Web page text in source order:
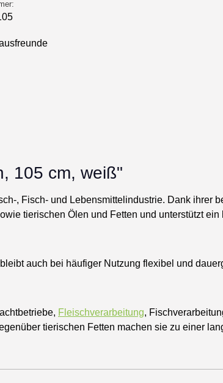
105 cm, weiß"
, Fisch- und Lebensmittelindustrie. Dank ihrer
tierischen Ölen und Fetten und unterstützt
auch bei häufiger Nutzung flexibel und
Fleischverarbeitung,
tierischen Fetten machen sie zu einer